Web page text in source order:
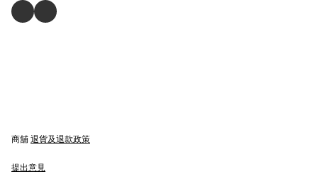
商舖 退貨及退款政策
提出意見